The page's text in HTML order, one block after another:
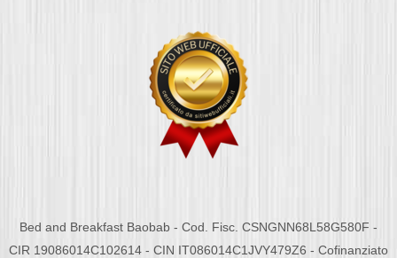
Bed and Breakfast Baobab - Cod. Fisc. CSNGNN68L58G580F -
CIR 19086014C102614 - CIN IT086014C1JVY479Z6 - Cofinanziato